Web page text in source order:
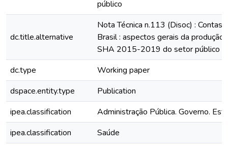
público
dc.title.alternative
Nota Técnica n.113 (Disoc) : Contas
Brasil : aspectos gerais da produção
SHA 2015-2019 do setor público
dc.type
Working paper
dspace.entity.type
Publication
ipea.classification
Administração Pública. Governo.
ipea.classification
Saúde